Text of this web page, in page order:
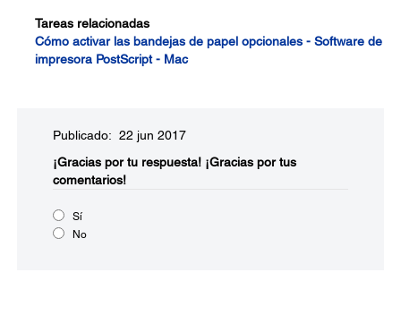
Tareas relacionadas
Cómo activar las bandejas de papel opcionales - Software de
impresora PostScript - Mac
Publicado: 22 jun 2017
¡Gracias por tu respuesta! ¡Gracias por tus
comentarios!
Sí
No